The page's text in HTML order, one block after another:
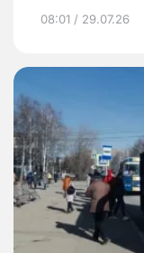
08:01 / 29.07.26